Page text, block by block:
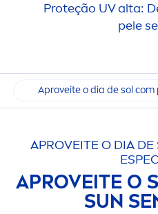
Proteção UV alta:
pele
Aproveite o dia de sol
APROVEITE O DIA DE
APROVEITE O
SUN